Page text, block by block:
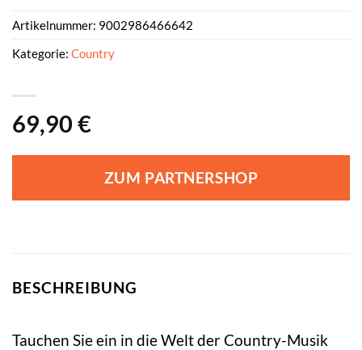
69,90 €
ZUM PARTNERSHOP
Artikelnummer: 9002986466642
Kategorie: Country
BESCHREIBUNG
Tauchen Sie ein in die Welt der Country-Musik